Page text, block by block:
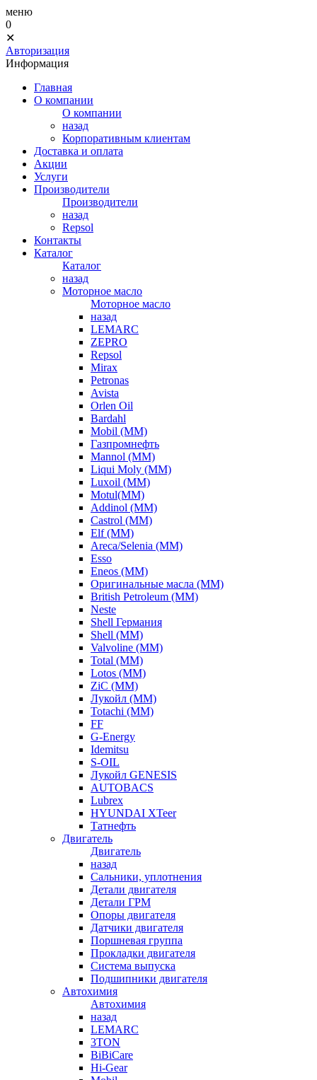
меню
0
✕
Авторизация
Информация
Главная
О компании
О компании
назад
Корпоративным клиентам
Доставка и оплата
Акции
Услуги
Производители
Производители
назад
Repsol
Контакты
Каталог
Каталог
назад
Моторное масло
Моторное масло
назад
LEMARC
ZEPRO
Repsol
Mirax
Petronas
Avista
Orlen Oil
Bardahl
Mobil (ММ)
Газпромнефть
Mannol (ММ)
Liqui Moly (ММ)
Luxoil (ММ)
Motul(ММ)
Addinol (ММ)
Castrol (ММ)
Elf (ММ)
Areca/Selenia (ММ)
Esso
Eneos (ММ)
Оригинальные масла (ММ)
British Petroleum (ММ)
Neste
Shell Германия
Shell (ММ)
Valvoline (ММ)
Total (ММ)
Lotos (ММ)
ZiC (ММ)
Лукойл (ММ)
Totachi (MM)
FF
G-Energy
Idemitsu
S-OIL
Лукойл GENESIS
AUTOBACS
Lubrex
HYUNDAI XTeer
Татнефть
Двигатель
Двигатель
назад
Сальники, уплотнения
Детали двигателя
Детали ГРМ
Опоры двигателя
Датчики двигателя
Поршневая группа
Прокладки двигателя
Система выпуска
Подшипники двигателя
Автохимия
Автохимия
назад
LEMARC
3TON
BiBiCare
Hi-Gear